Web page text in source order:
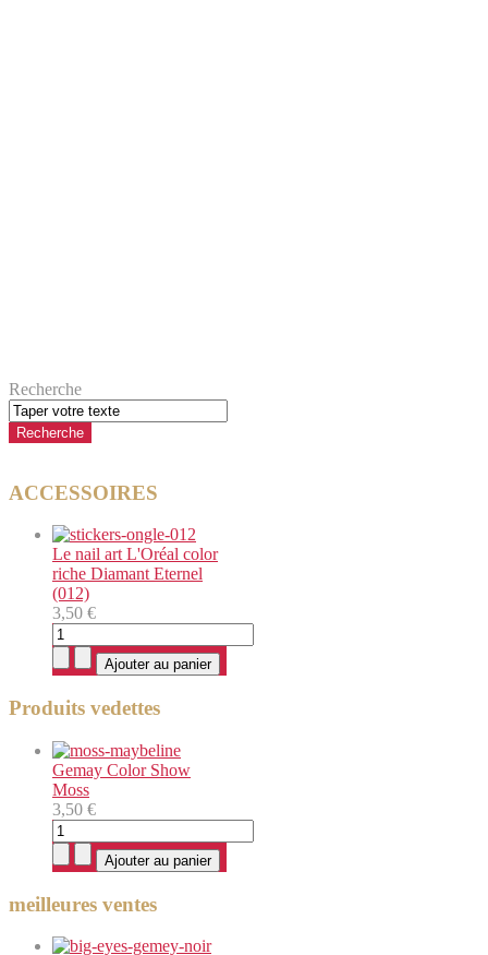
Recherche
ACCESSOIRES
Le nail art L'Oréal color
riche Diamant Eternel
(012)
3,50 €
Produits vedettes
Gemay Color Show
Moss
3,50 €
meilleures ventes